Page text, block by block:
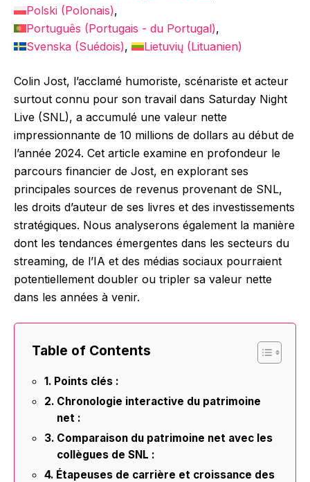
Polski (Polonais)
Português (Portugais - du Portugal)
Svenska (Suédois) Lietuvių (Lituanien)
Colin Jost, l’acclamé humoriste, scénariste et acteur
surtout connu pour son travail dans Saturday Night
Live (SNL), a accumulé une valeur nette
impressionnante de 10 millions de dollars au début de
l’année 2024. Cet article examine en profondeur le
parcours financier de Jost, en explorant ses
principales sources de revenus provenant de SNL,
les droits d’auteur de ses livres et des investissements
stratégiques. Nous analyserons également la manière
dont les tendances émergentes dans les secteurs du
streaming, de l’IA et des médias sociaux pourraient
potentiellement doubler ou tripler sa valeur nette
dans les années à venir.
Table of Contents
Points clés :
Chronologie interactive du patrimoine
net :
Comparaison du patrimoine net avec les
collègues de SNL :
Étapeuses de carrière et croissance des